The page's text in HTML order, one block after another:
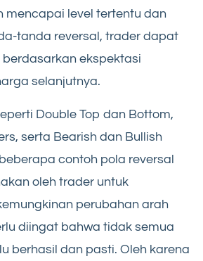
mencapai level tertentu dan
tanda reversal, trader dapat
ekspektasi
selanjutnya.
Double Top dan Bottom,
serta Bearish dan Bullish
contoh pola reversal
oleh trader untuk
perubahan arah
diingat bahwa tidak semua
berhasil dan pasti. Oleh karena